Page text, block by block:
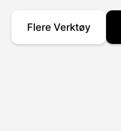
Flere Verktøy